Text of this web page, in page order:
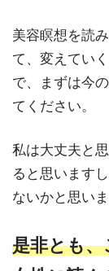
美容瞑想を読
て、変えてい
で、まずは今
てください。
私は大丈夫と
ると思います
ないかと思いま
是非とも